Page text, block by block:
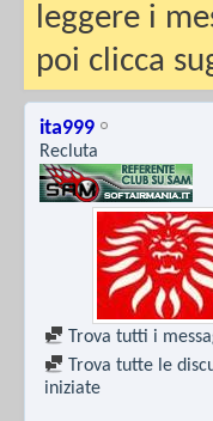
leggere i
poi clicca
ita999
Recluta
Trova tutti i
Trova tutte le
iniziate